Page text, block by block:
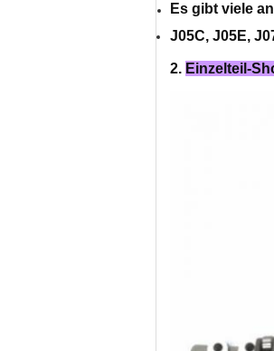
Es gibt viele
J05C, J05E,
2. Einzelteil-